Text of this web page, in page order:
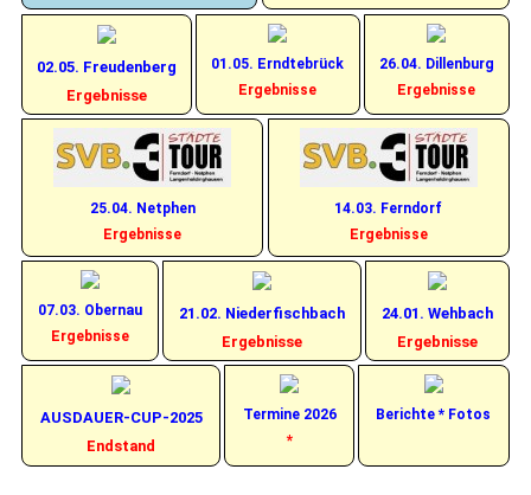
02.05. Freudenberg
Ergebnisse
01.05. Erndtebrück
Ergebnisse
26.04. Dillenburg
Ergebnisse
25.04. Netphen
Ergebnisse
14.03. Ferndorf
Ergebnisse
07.03. Obernau
Ergebnisse
21.02. Niederfischbach
Ergebnisse
24.01. Wehbach
Ergebnisse
AUSDAUER-CUP-2025
Endstand
Termine 2026
*
Berichte * Fotos